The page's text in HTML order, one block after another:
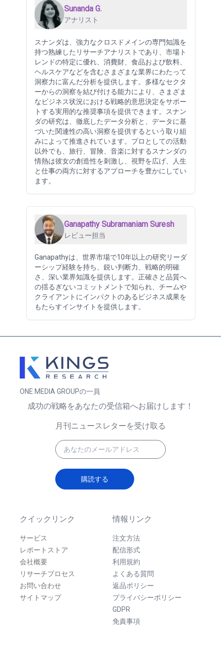
Sunanda G.
アナリスト
スナンダは、強力なクロスドメインの専門知識を
持つ熟練したリサーチアナリストであり、市場ト
レンドの特定に優れ、消費財、食品および飲料、
ヘルスケアなどを含むさまざまな業界にわたって
洞察力に富んだ分析を提供します。多様なセクタ
ーからの洞察を結び付ける能力により、さまざま
なビジネス状況における戦略的意思決定をサポー
トする実用的な推奨事項を提供できます。スナン
ダの研究は、徹底したデータ分析と、データに基
づいた関連性の高い洞察を提供するという取り組
みによって推進されています。プロとしての活動
以外でも、旅行、冒険、音楽に対するスナンダの
情熱は彼女の創造性を刺激し、視野を広げ、人生
と仕事の両方に対するアプローチを豊かにしてい
ます。
Ganapathy Subramaniam Suresh
レビュー担当
Ganapathyは、世界市場で10年以上の研究リーダ
ーシップ経験を持ち、鋭い判断力、戦略的明確
さ、深い業界知識を提供します。正確さと品質へ
の揺るぎないコミットメントで知られ、チームや
クライアントにインパクトのあるビジネス成果を
もたらすインサイトを提供します。
ONE MEDIA GROUPの一員
クイックリンク
サービス
レポートストア
会社概要
リサーチプロセス
お問い合わせ
サイトマップ
情報リンク
注文方法
配信形式
利用規約
よくある質問
返品ポリシー
プライバシーポリシー
GDPR
免責事項
成功の戦略をあなたの受信箱へお届けします！
月刊ニュースレターを受け取る
購読する